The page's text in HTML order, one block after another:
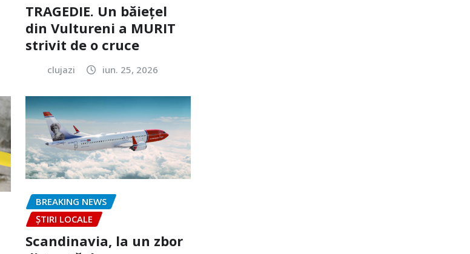
TRAGEDIE. Un băiețel
din Vultureni a MURIT
strivit de o cruce
clujazi iun. 25, 2026
BREAKING NEWS
ȘTIRI LOCALE
Scandinavia, la un zbor